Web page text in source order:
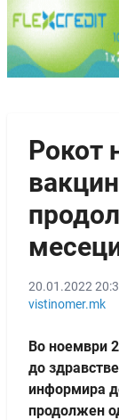
Рокот
20.01.2022
vistinomer.mk
Во ноември
до
информира
продолжен